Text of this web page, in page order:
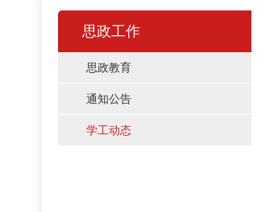
思政工作
思政教育
通知公告
学工动态